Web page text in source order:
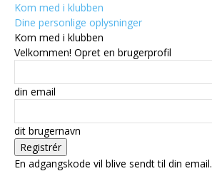
Kom med i klubben
Dine personlige oplysninger
Kom med i klubben
Velkommen! Opret en brugerprofil
din email
dit brugernavn
En adgangskode vil blive sendt til din email.